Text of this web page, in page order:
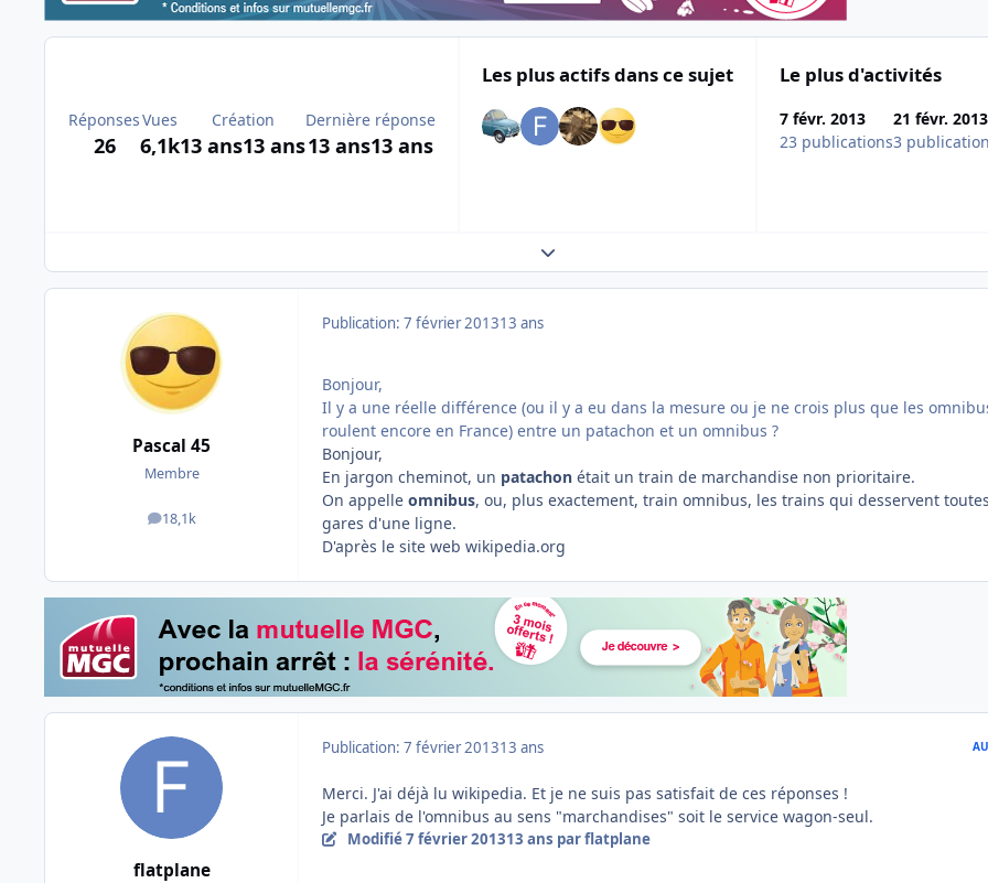
Réponses
26
Vues
6,1k
Création
13 ans13 ans
Dernière réponse
13 ans13 ans
Les plus actifs dans ce sujet Le plus d'activités
7 févr. 2013
23 publications
21 févr. 2013
3
Expand topic overview
Pascal 45
Membre
18,1k
messages
Publication: 7 février 201313 ans
Bonjour,
Il y a une réelle différence (ou il y a eu dans la mesure ou je ne crois plus que les
roulent encore en France) entre un patachon et un omnibus ?
Bonjour,
En jargon cheminot, un patachon était un train de marchandise non prioritaire.
On appelle omnibus, ou, plus exactement, train omnibus, les trains qui desservent
gares d'une ligne.
D'après le site web wikipedia.org
flatplane
Publication: 7 février 201313 ans
Merci. J'ai déjà lu wikipedia. Et je ne suis pas satisfait de ces réponses !
Je parlais de l'omnibus au sens "marchandises" soit le service wagon-seul.
Modifié7 février 201313 ans par flatplane